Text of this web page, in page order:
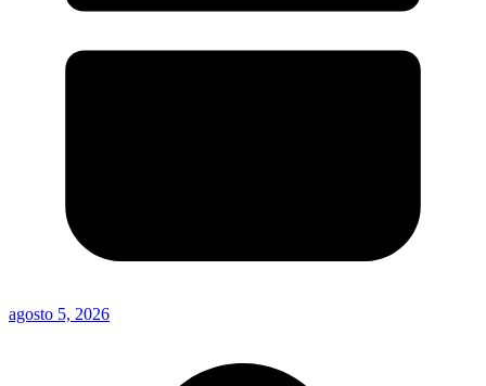
agosto 5, 2026